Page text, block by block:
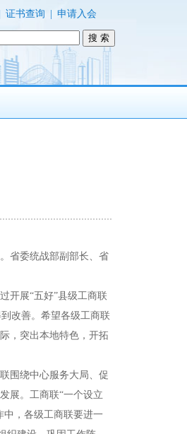
证书查询 申请入会
省委统战部副部长、省
开展“五好”县级工商联
改善。希望各级工商联
，突出本地特色，开拓
围绕中心服务大局、促
展。工商联“一个设立
中，各级工商联要进一